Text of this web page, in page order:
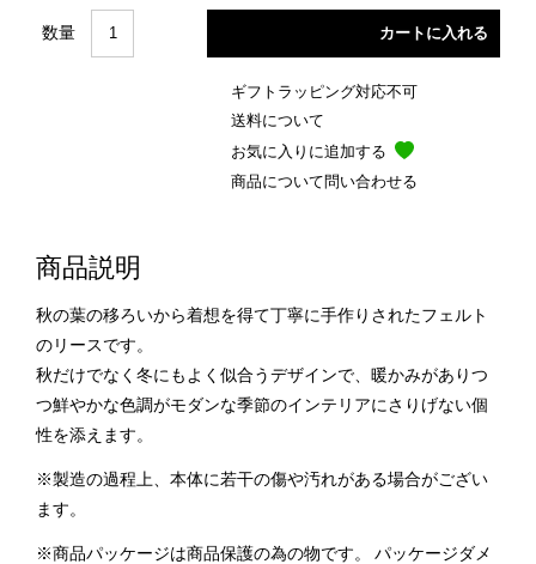
数量
ギフトラッピング対応不可
送料について
お気に入りに追加する
商品について問い合わせる
商品説明
秋の葉の移ろいから着想を得て丁寧に手作りされたフェルト
のリースです。
秋だけでなく冬にもよく似合うデザインで、暖かみがありつ
つ鮮やかな色調がモダンな季節のインテリアにさりげない個
性を添えます。
※製造の過程上、本体に若干の傷や汚れがある場合がござい
ます。
※商品パッケージは商品保護の為の物です。 パッケージダメ